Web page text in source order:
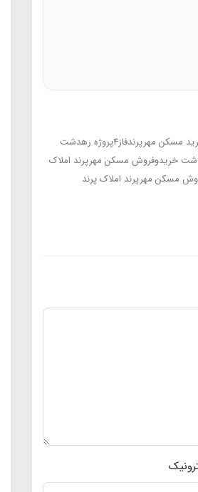
مسکن مهرپرندفاز4پروژه رهدشت
خریدوفروش مسکن مهرپرند املاک
مسکن مهرپرند املاک پرند